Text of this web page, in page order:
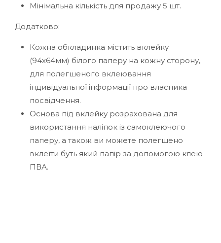
Мінімальна кількість для продажу 5 шт.
Додатково:
Кожна обкладинка містить вклейку
(94х64мм) білого паперу на кожну сторону,
для полегшеного вклеювання
індивідуальної інформації про власника
посвідчення.
Основа під вклейку розрахована для
використання наліпок із самоклеючого
паперу, а також ви можете полегшено
вклеїти буть який папір за допомогою клею
ПВА.